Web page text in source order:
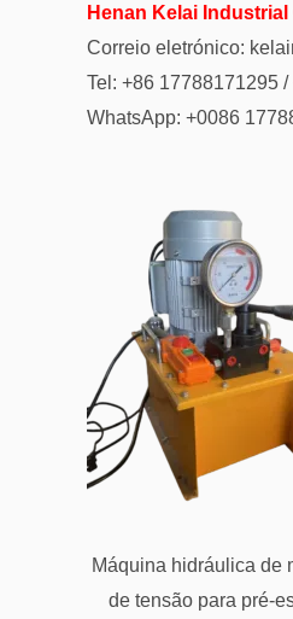
Henan Kelai Industrial
Correio eletrónico:
Tel: +86 17788171295
WhatsApp: +0086
Máquina hidráulica de
de tensão para pré-